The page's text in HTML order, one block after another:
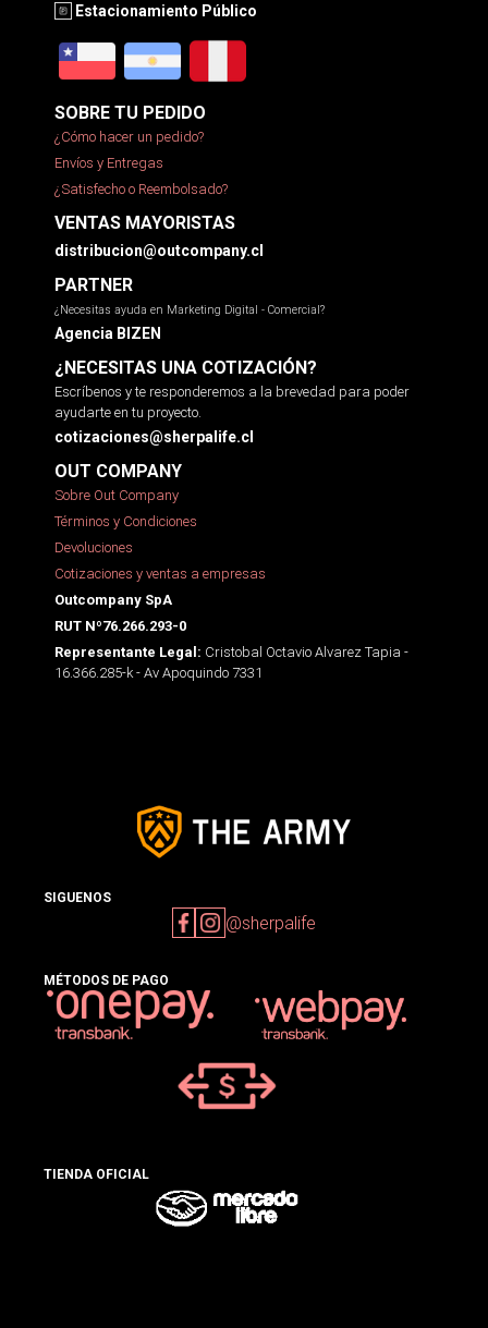
Estacionamiento Público
SOBRE TU PEDIDO
¿Cómo hacer un pedido?
Envíos y Entregas
¿Satisfecho o Reembolsado?
VENTAS MAYORISTAS
distribucion@outcompany.cl
PARTNER
¿Necesitas ayuda en Marketing Digital - Comercial?
Agencia BIZEN
¿NECESITAS UNA COTIZACIÓN?
Escríbenos y te responderemos a la brevedad para poder
ayudarte en tu proyecto.
cotizaciones@sherpalife.cl
OUT COMPANY
Sobre Out Company
Términos y Condiciones
Devoluciones
Cotizaciones y ventas a empresas
Outcompany SpA
RUT Nº76.266.293-0
Representante Legal: Cristobal Octavio Alvarez Tapia -
16.366.285-k - Av Apoquindo 7331
SIGUENOS
@sherpalife
MÉTODOS DE PAGO
TIENDA OFICIAL